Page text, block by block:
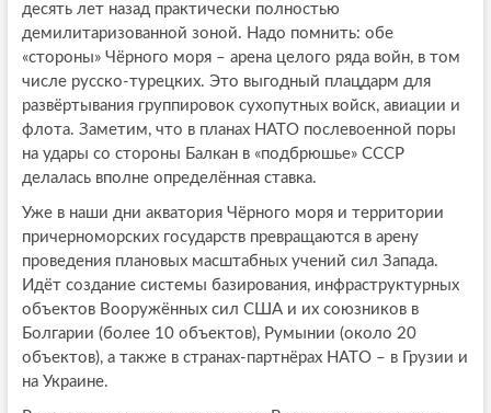
десять лет назад практически полностью
демилитаризованной зоной. Надо помнить: обе
«стороны» Чёрного моря – арена целого ряда войн, в том
числе русско-турецких. Это выгодный плацдарм для
развёртывания группировок сухопутных войск, авиации и
флота. Заметим, что в планах НАТО послевоенной поры
на удары со стороны Балкан в «подбрюшье» СССР
делалась вполне определённая ставка.
Уже в наши дни акватория Чёрного моря и территории
причерноморских государств превращаются в арену
проведения плановых масштабных учений сил Запада.
Идёт создание системы базирования, инфраструктурных
объектов Вооружённых сил США и их союзников в
Болгарии (более 10 объектов), Румынии (около 20
объектов), а также в странах-партнёрах НАТО – в Грузии и
на Украине.